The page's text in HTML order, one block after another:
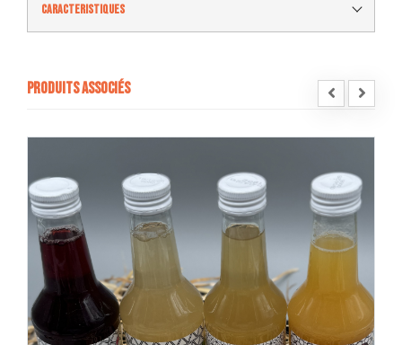
Caracteristiques
Produits associés